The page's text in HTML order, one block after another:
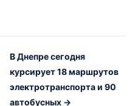
В Днепре сегодня
курсирует 18 маршрутов
электротранспорта и 90
автобусных →